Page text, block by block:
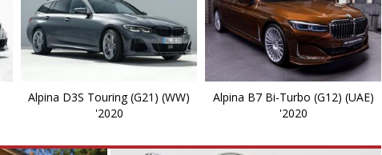
Alpina D3S Touring (G21) (WW)
'2020
Alpina B7 Bi-Turbo (G12) (UAE)
'2020